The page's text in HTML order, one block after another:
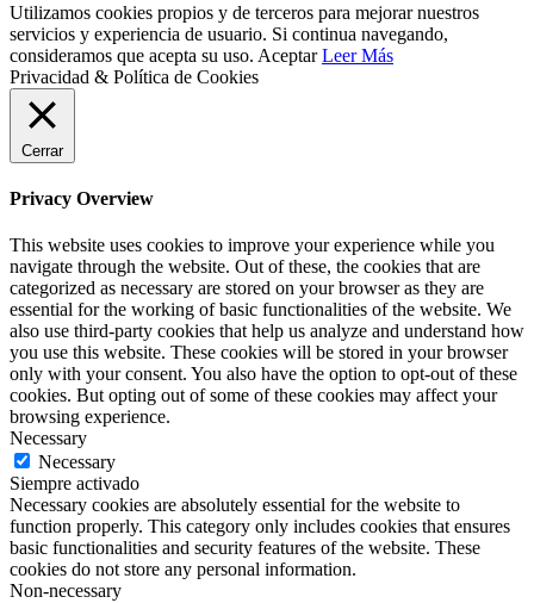
Utilizamos cookies propios y de terceros para mejorar nuestros
servicios y experiencia de usuario. Si continua navegando,
consideramos que acepta su uso. Aceptar Leer Más
Privacidad & Política de Cookies
Cerrar
Privacy Overview
This website uses cookies to improve your experience while you
navigate through the website. Out of these, the cookies that are
categorized as necessary are stored on your browser as they are
essential for the working of basic functionalities of the website. We
also use third-party cookies that help us analyze and understand how
you use this website. These cookies will be stored in your browser
only with your consent. You also have the option to opt-out of these
cookies. But opting out of some of these cookies may affect your
browsing experience.
Necessary
Necessary
Siempre activado
Necessary cookies are absolutely essential for the website to
function properly. This category only includes cookies that ensures
basic functionalities and security features of the website. These
cookies do not store any personal information.
Non-necessary